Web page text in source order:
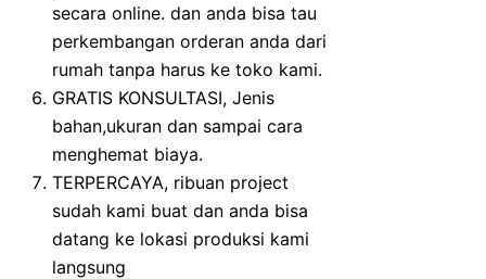
secara online. dan anda bisa tau
perkembangan orderan anda dari
rumah tanpa harus ke toko kami.
GRATIS KONSULTASI, Jenis
bahan,ukuran dan sampai cara
menghemat biaya.
TERPERCAYA, ribuan project
sudah kami buat dan anda bisa
datang ke lokasi produksi kami
langsung